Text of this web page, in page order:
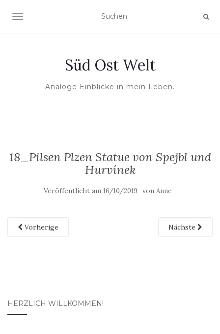
NAVIGATION UMSCHALTEN
Süd Ost Welt
Analoge Einblicke in mein Leben.
18_Pilsen Plzen Statue von Spejbl und
Hurvínek
Veröffentlicht am 16/10/2019 von Anne
Vorherige Nächste
HERZLICH WILLKOMMEN!